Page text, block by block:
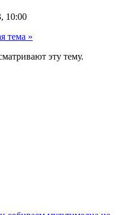
10:00
тема »
эту тему.